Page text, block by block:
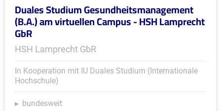
Duales Studium Gesundheitsmanagement
(B.A.) am virtuellen Campus - HSH Lamprecht
GbR
HSH Lamprecht GbR
In Kooperation mit IU Duales Studium (Internationale
Hochschule)
bundesweit